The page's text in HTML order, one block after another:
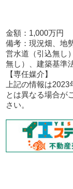
金額：1,000万円
備考： 現況畑、地
営水道（引込無し
無し）、建築基準
【専任媒介 】
上記の情報は
とは異なる場合が
さい。